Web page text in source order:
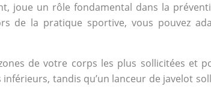
joue un rôle fondamental dans la
de la pratique sportive, vous pouvez
de votre corps les plus sollicitées et
tandis qu’un lanceur de javelot